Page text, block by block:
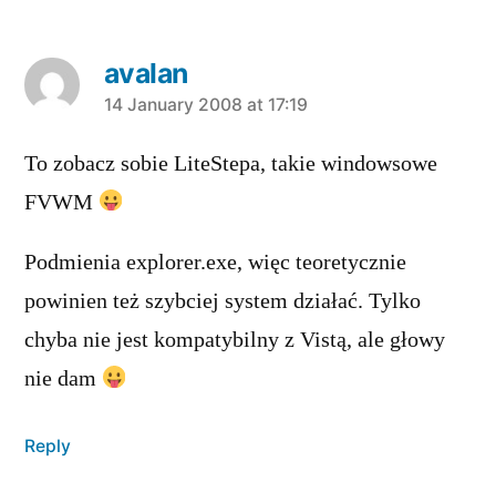
avalan
says:
14 January 2008 at 17:19
To zobacz sobie LiteStepa, takie windowsowe
FVWM
Podmienia explorer.exe, więc teoretycznie
powinien też szybciej system działać. Tylko
chyba nie jest kompatybilny z Vistą, ale głowy
nie dam
Reply